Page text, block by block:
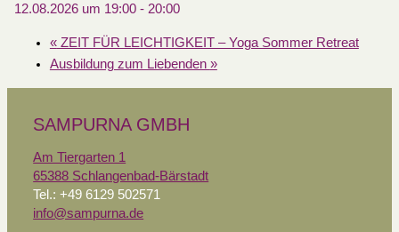
12.08.2026 um 19:00- 20:00
«ZEIT FÜR LEICHTIGKEIT – Yoga Sommer Retreat
Ausbildung zum Liebenden »
SAMPURNA GMBH
Am Tiergarten 1
65388 Schlangenbad-Bärstadt
Tel.: +49 6129 502571
info@sampurna.de